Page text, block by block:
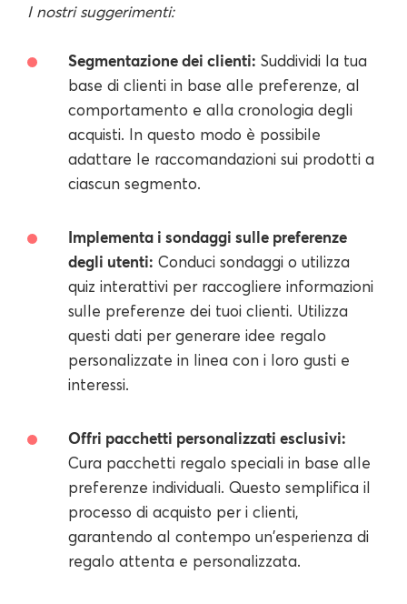
I nostri suggerimenti:
Segmentazione dei clienti: Suddividi la tua
base di clienti in base alle preferenze, al
comportamento e alla cronologia degli
acquisti. In questo modo è possibile
adattare le raccomandazioni sui prodotti a
ciascun segmento.
Implementa i sondaggi sulle preferenze
degli utenti: Conduci sondaggi o utilizza
quiz interattivi per raccogliere informazioni
sulle preferenze dei tuoi clienti. Utilizza
questi dati per generare idee regalo
personalizzate in linea con i loro gusti e
interessi.
Offri pacchetti personalizzati esclusivi:
Cura pacchetti regalo speciali in base alle
preferenze individuali. Questo semplifica il
processo di acquisto per i clienti,
garantendo al contempo un'esperienza di
regalo attenta e personalizzata.